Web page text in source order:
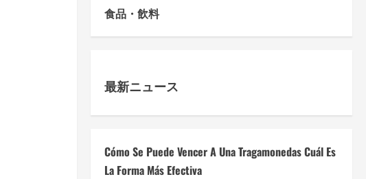
食品・飲料
最新ニュース
Cómo Se Puede Vencer A Una Tragamonedas Cuál Es
La Forma Más Efectiva